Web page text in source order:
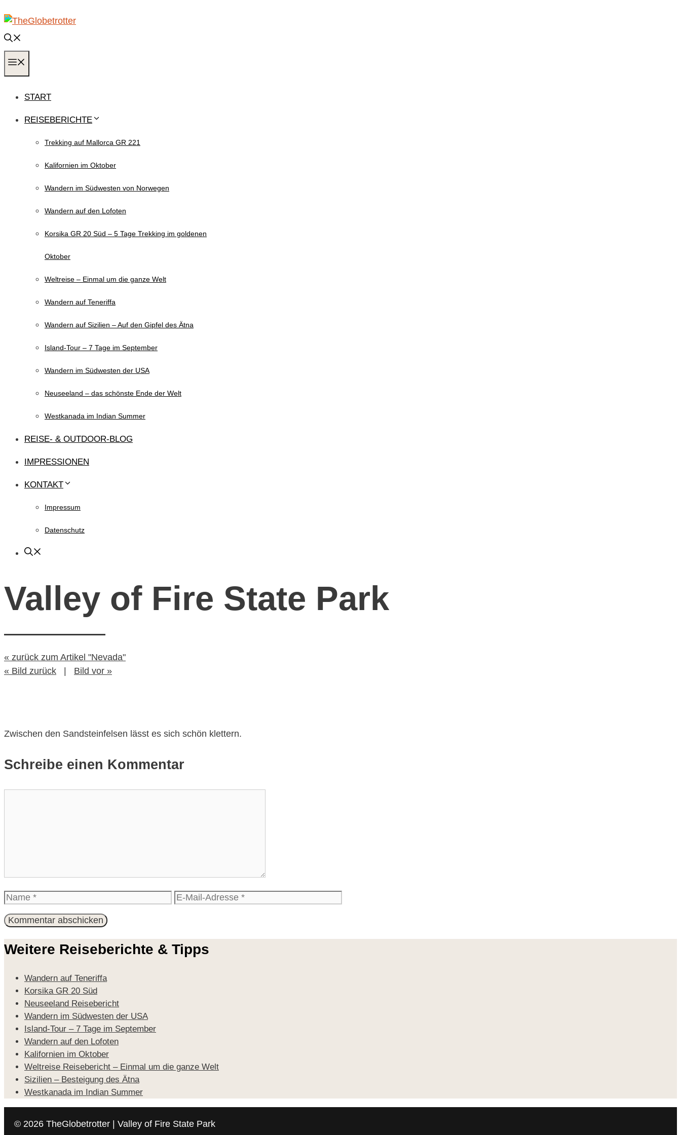
Inhalt
springen
START
REISEBERICHTE
Trekking auf Mallorca GR 221
Kalifornien im Oktober
Wandern im Südwesten von Norwegen
Wandern auf den Lofoten
Korsika GR 20 Süd – 5 Tage Trekking im goldenen
Oktober
Weltreise – Einmal um die ganze Welt
Wandern auf Teneriffa
Wandern auf Sizilien – Auf den Gipfel des Ätna
Island-Tour – 7 Tage im September
Wandern im Südwesten der USA
Neuseeland – das schönste Ende der Welt
Westkanada im Indian Summer
REISE- & OUTDOOR-BLOG
IMPRESSIONEN
KONTAKT
Impressum
Datenschutz
Valley of Fire State Park
« zurück zum Artikel "Nevada"
« Bild zurück
| Bild vor »
Zwischen den Sandsteinfelsen lässt es sich schön klettern.
Schreibe einen Kommentar
Name
E-
Weitere Reiseberichte & Tipps
Wandern auf Teneriffa
Korsika GR 20 Süd
Neuseeland Reisebericht
Wandern im Südwesten der USA
Island-Tour – 7 Tage im September
Wandern auf den Lofoten
Kalifornien im Oktober
Weltreise Reisebericht – Einmal um die ganze Welt
Sizilien – Besteigung des Ätna
Westkanada im Indian Summer
© 2026 TheGlobetrotter | Valley of Fire State Park